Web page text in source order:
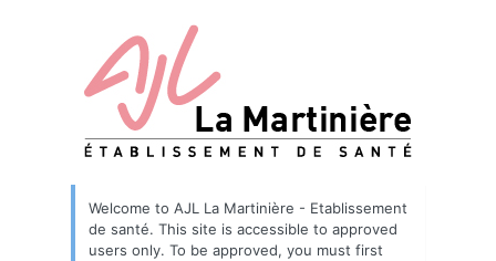
Welcome to AJL La Martinière - Etablissement
de santé. This site is accessible to approved
users only. To be approved, you must first